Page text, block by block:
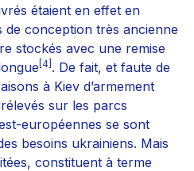
étaient en effet en
de conception très ancienne
stockés avec une remise
[4] . De fait, et faute de
à Kiev d’armement
sur les parcs
européennes se sont
besoins ukrainiens. Mais
constituent à terme